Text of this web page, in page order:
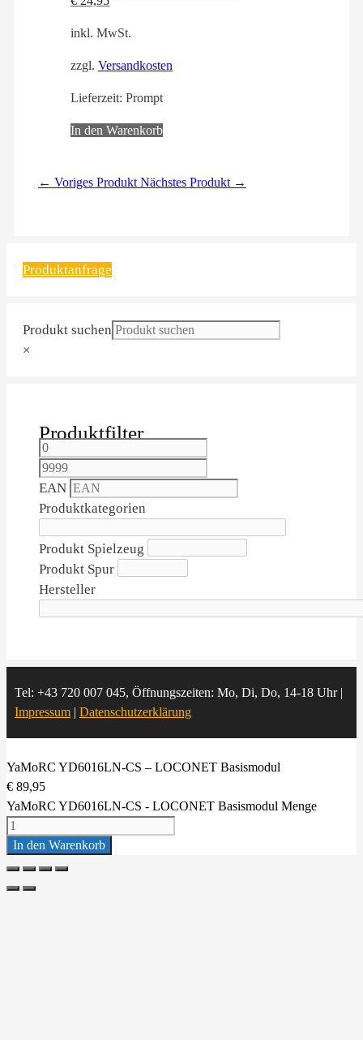
inkl. MwSt.
zzgl. Versandkosten
Lieferzeit: Prompt
In den Warenkorb
← Voriges Produkt Nächstes Produkt →
Produktanfrage
Produkt suchen
×
Produktfilter
EAN
Produktkategorien
Produkt Spielzeug
Produkt Spur
Hersteller
Tel: +43 720 007 045, Öffnungszeiten: Mo, Di, Do, 14-18 Uhr |
Impressum | Datenschutzerklärung
YaMoRC YD6016LN-CS – LOCONET Basismodul
€ 89,95
YaMoRC YD6016LN-CS - LOCONET Basismodul Menge
In den Warenkorb